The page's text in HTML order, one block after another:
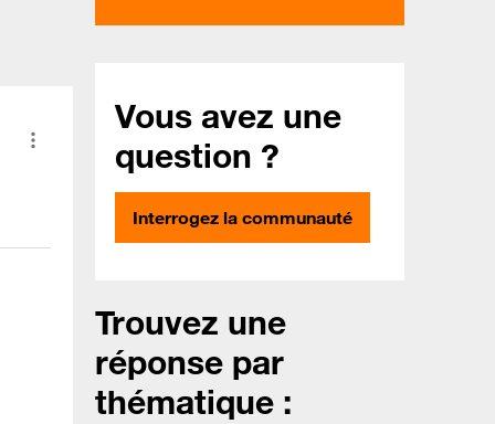
Vous avez une
question ?
Interrogez la communauté
Trouvez une
réponse par
thématique :